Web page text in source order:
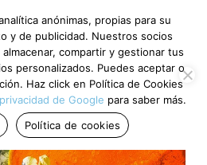
anónimas, propias para su
y de publicidad. Nuestros socios
compartir y gestionar tus
personalizados. Puedes aceptar o
Haz click en Política de Cookies
de Google para saber más.
Política de cookies